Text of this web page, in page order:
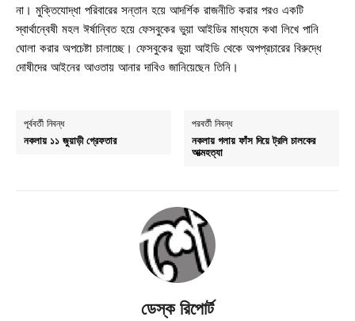
না। মুক্তিযোদ্ধা পরিবারের সন্তান হয়ে আদর্শিক রাজনীতি করার পরও একটি
স্বার্থান্বেষী মহল ঈর্ষান্বিত হয়ে ফেসবুকের ভুয়া আইডির মাধ্যমে কথা লিখে পানি
ঘোলা করার অপচেষ্টা চালাচ্ছে। ফেসবুকের ভুয়া আইডি থেকে অপপ্রচারের বিরুদ্ধে
দোষীদের আইনের আওতায় আনার দাবিও জানিয়েছেন তিনি।
পূর্ববর্তী নিবন্ধ
নকলায় ১১ জুয়াড়ী গ্রেফতার
পরবর্তী নিবন্ধ
নকলায় গলায় ফাঁস দিয়ে ট্রলি চালকের
আত্মহত্যা
ডেস্ক রিপোর্ট